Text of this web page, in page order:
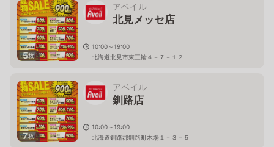
5枚
アベイル
北見メッセ店
10:00～19:00
北海道北見市東三輪４－７－１２
7枚
アベイル
釧路店
10:00～19:00
北海道釧路郡釧路町木場１－３－５